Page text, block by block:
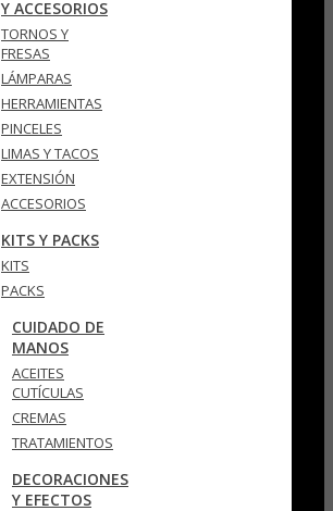
Y ACCESORIOS
TORNOS Y
FRESAS
LÁMPARAS
HERRAMIENTAS
PINCELES
LIMAS Y TACOS
EXTENSIÓN
ACCESORIOS
KITS Y PACKS
KITS
PACKS
CUIDADO DE
MANOS
ACEITES
CUTÍCULAS
CREMAS
TRATAMIENTOS
DECORACIONES
Y EFECTOS